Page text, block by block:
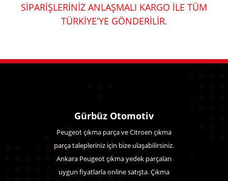
SİPARİŞLERİNİZ ANLAŞMALI KARGO İLE TÜM
TÜRKİYE'YE GÖNDERİLİR.
Gürbüz Otomotiv
Peugeot çıkma parça ve Citroen çıkma
parça talepleriniz için bize ulaşabilirsiniz.
Ankara Peugeot çıkma yedek parçaları
uygun fiyatlarla online satışta. Çıkma